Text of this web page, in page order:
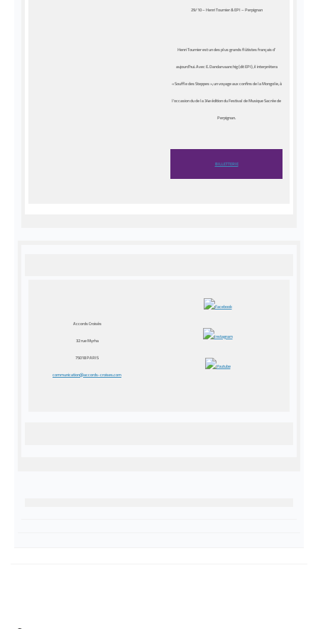
29/10 – Henri Tournier & EPI – Perpignan
Henri Tournier est un des plus grands flûtistes français d’
aujourd’hui. Avec E. Dandarvaanchig (dit EPI), il interprètera
« Souffle des Steppes », un voyage aux confins de la Mongolie, à
l’occasion du de la 34e édition du Festival de Musique Sacrée de
Perpignan.
BILLETTERIE
Accords Croisés
32 rue Myrha
75018 PARIS
communication@accords-croises.com